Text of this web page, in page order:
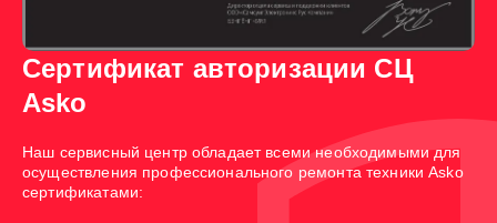
Сертификат авторизации СЦ
Asko
Наш сервисный центр обладает всеми необходимыми для
осуществления профессионального ремонта техники Asko
сертификатами: